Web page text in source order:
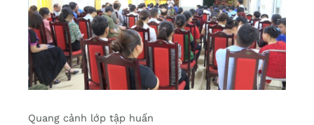
Quang cảnh lớp tập huấn